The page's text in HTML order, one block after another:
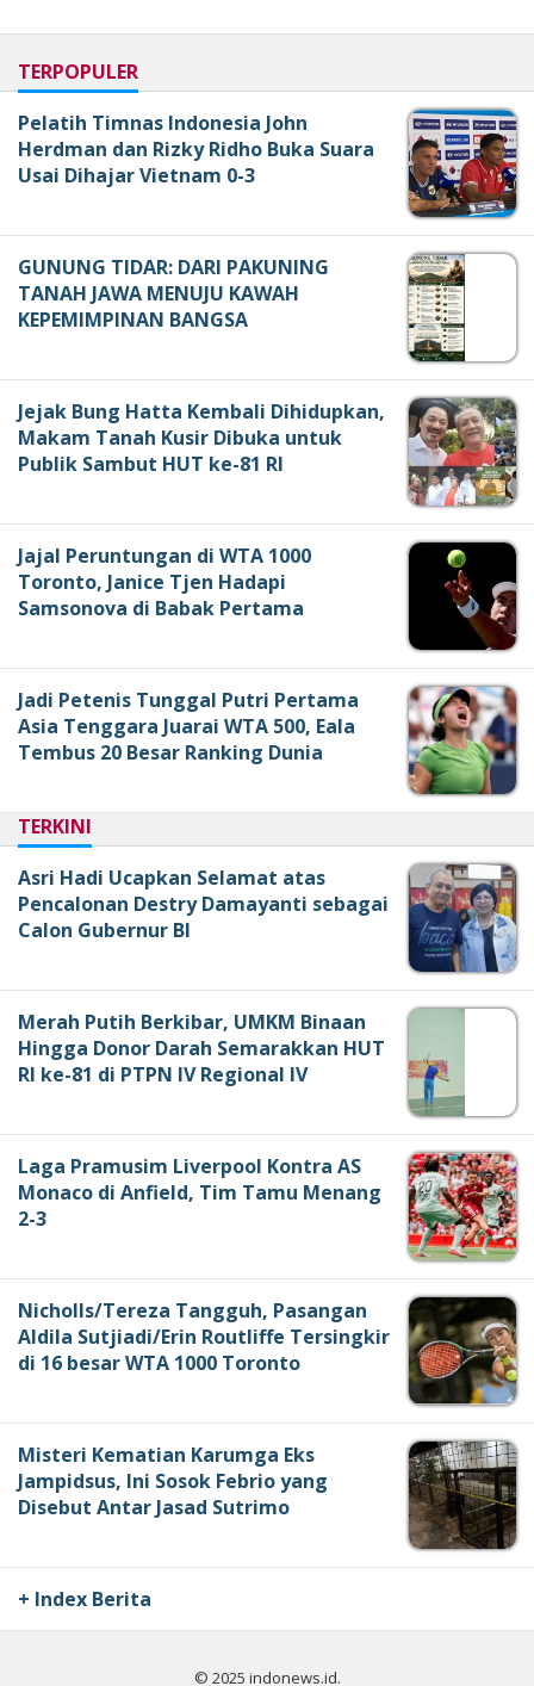
TERPOPULER
Pelatih Timnas Indonesia John
Herdman dan Rizky Ridho Buka Suara
Usai Dihajar Vietnam 0-3
GUNUNG TIDAR: DARI PAKUNING
TANAH JAWA MENUJU KAWAH
KEPEMIMPINAN BANGSA
Jejak Bung Hatta Kembali Dihidupkan,
Makam Tanah Kusir Dibuka untuk
Publik Sambut HUT ke-81 RI
Jajal Peruntungan di WTA 1000
Toronto, Janice Tjen Hadapi
Samsonova di Babak Pertama
Jadi Petenis Tunggal Putri Pertama
Asia Tenggara Juarai WTA 500, Eala
Tembus 20 Besar Ranking Dunia
TERKINI
Asri Hadi Ucapkan Selamat atas
Pencalonan Destry Damayanti sebagai
Calon Gubernur BI
Merah Putih Berkibar, UMKM Binaan
Hingga Donor Darah Semarakkan HUT
RI ke-81 di PTPN IV Regional IV
Laga Pramusim Liverpool Kontra AS
Monaco di Anfield, Tim Tamu Menang
2-3
Nicholls/Tereza Tangguh, Pasangan
Aldila Sutjiadi/Erin Routliffe Tersingkir
di 16 besar WTA 1000 Toronto
Misteri Kematian Karumga Eks
Jampidsus, Ini Sosok Febrio yang
Disebut Antar Jasad Sutrimo
+ Index Berita
© 2025 indonews.id.